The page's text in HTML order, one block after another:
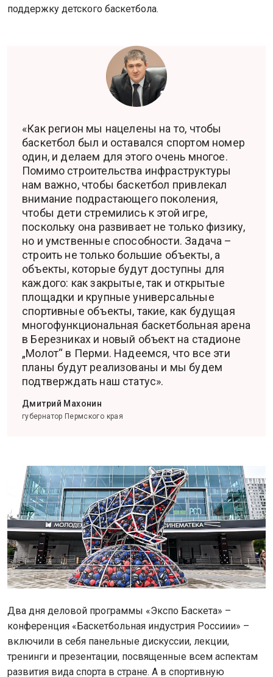
поддержку детского баскетбола.
«Как регион мы нацелены на то, чтобы
баскетбол был и оставался спортом номер
один, и делаем для этого очень многое.
Помимо строительства инфраструктуры
нам важно, чтобы баскетбол привлекал
внимание подрастающего поколения,
чтобы дети стремились к этой игре,
поскольку она развивает не только физику,
но и умственные способности. Задача –
строить не только большие объекты, а
объекты, которые будут доступны для
каждого: как закрытые, так и открытые
площадки и крупные универсальные
спортивные объекты, такие, как будущая
многофункциональная баскетбольная арена
в Березниках и новый объект на стадионе
„Молот“ в Перми. Надеемся, что все эти
планы будут реализованы и мы будем
подтверждать наш статус».
Дмитрий Махонин
губернатор Пермского края
Два дня деловой программы «Экспо Баскета» –
конференция «Баскетбольная индустрия Россиии» –
включили в себя панельные дискуссии, лекции,
тренинги и презентации, посвященные всем аспектам
развития вида спорта в стране. А в спортивную